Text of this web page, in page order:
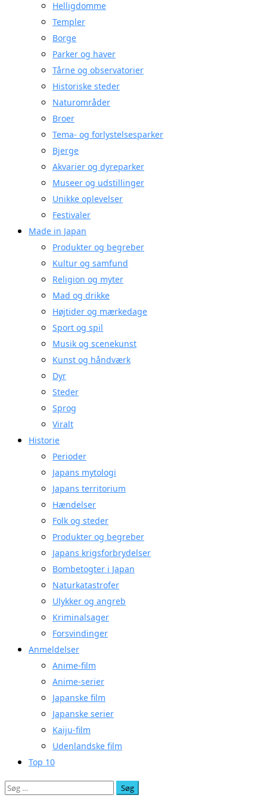
Helligdomme
Templer
Borge
Parker og haver
Tårne og observatorier
Historiske steder
Naturområder
Broer
Tema- og forlystelsesparker
Bjerge
Akvarier og dyreparker
Museer og udstillinger
Unikke oplevelser
Festivaler
Made in Japan
Produkter og begreber
Kultur og samfund
Religion og myter
Mad og drikke
Højtider og mærkedage
Sport og spil
Musik og scenekunst
Kunst og håndværk
Dyr
Steder
Sprog
Viralt
Historie
Perioder
Japans mytologi
Japans territorium
Hændelser
Folk og steder
Produkter og begreber
Japans krigsforbrydelser
Bombetogter i Japan
Naturkatastrofer
Ulykker og angreb
Kriminalsager
Forsvindinger
Anmeldelser
Anime-film
Anime-serier
Japanske film
Japanske serier
Kaiju-film
Udenlandske film
Top 10
Søg